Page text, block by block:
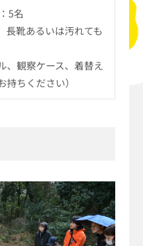
5名
長靴あるいは汚れても
、観察ケース、着替え
持ちください）